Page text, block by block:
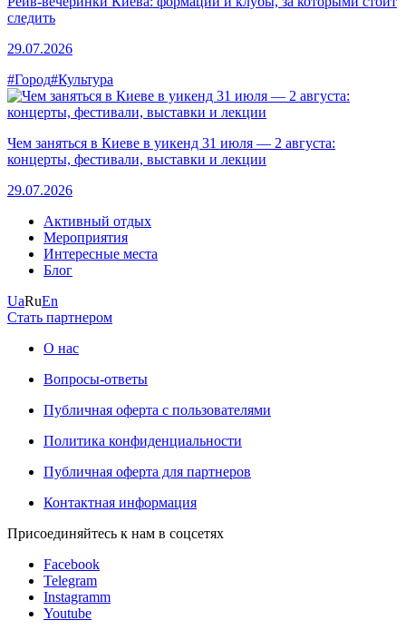
следить
29.07.2026
#Город#Культура
Чем заняться в Киеве в уикенд 31 июля — 2 августа:
концерты, фестивали, выставки и лекции
29.07.2026
Активный отдых
Мероприятия
Интересные места
Блог
UaRuEn
Стать партнером
О нас
Вопросы-ответы
Публичная оферта с пользователями
Политика конфиденциальности
Публичная оферта для партнеров
Контактная информация
Присоединяйтесь к нам в соцсетях
Facebook
Telegram
Instagramm
Youtube